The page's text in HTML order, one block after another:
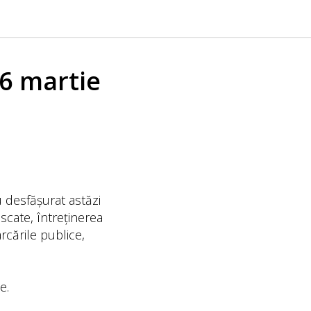
martie
astăzi
întreținerea
publice,